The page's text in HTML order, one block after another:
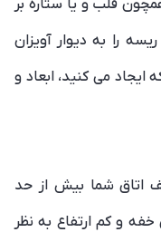
قلب و یا ستاره بر
را به دیوار آویزان
ایجاد می کنید، ابعاد و
اتاق شما بیش از حد
و کم ارتفاع به نظر